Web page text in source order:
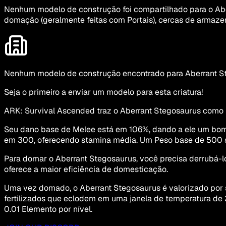
Nenhum modelo de construção foi compartilhado para o
domação (geralmente feitas com Portais), cercas de
Nenhum modelo de construção encontrado para Aberrant
Seja o primeiro a enviar um modelo para esta criatura!
ARK: Survival Ascended traz o Aberrant Stegosaurus
Seu dano base de Melee está em 106%, dando a ele um
em 300, oferecendo stamina média. Um Peso base de
Para domar o Aberrant Stegosaurus, você precisa
oferece a maior eficiência de domesticação.
Uma vez domado, o Aberrant Stegosaurus é valorizado
fertilizados que eclodem em uma janela de temperatura de
0.01 Elemento por nível.